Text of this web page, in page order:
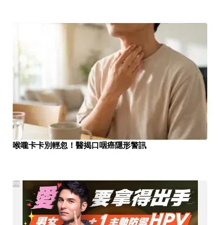
喉嚨卡卡別輕忽！醫揭口咽癌隱形警訊
PR